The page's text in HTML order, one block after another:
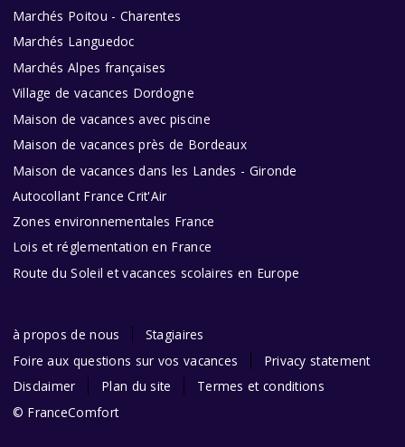
Marchés Poitou - Charentes
Marchés Languedoc
Marchés Alpes françaises
Village de vacances Dordogne
Maison de vacances avec piscine
Maison de vacances près de Bordeaux
Maison de vacances dans les Landes - Gironde
Autocollant France Crit'Air
Zones environnementales France
Lois et réglementation en France
Route du Soleil et vacances scolaires en Europe
à propos de nous
Stagiaires
Foire aux questions sur vos vacances
Privacy statement
Disclaimer
Plan du site
Termes et conditions
© FranceComfort